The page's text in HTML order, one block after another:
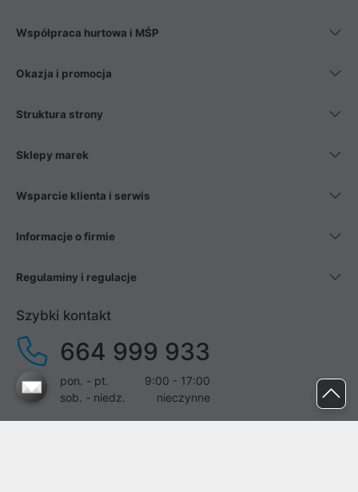
Współpraca hurtowa i MŚP
Okazja i promocja
Struktura strony
Sklepy marek
Wsparcie klienta i serwis
Informacje o firmie
Regulaminy i regulacje
Szybki kontakt
664 999 933
pon. - pt.
9:00 - 17:00
sob. - niedz.
nieczynne